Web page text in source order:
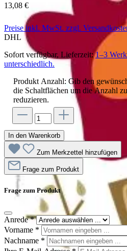
13,08 €
Preise inkl. MwSt. zzgl.
DHL
Sofort verfügbar, Lieferzeit:1–3
unterschiedlich.
Produkt Anzahl: Gib den
die Schaltflächen um die Anzahl
reduzieren.
In den Warenkorb
Zum Merkzettel hinzufügen
Frage zum Produkt
Frage zum Produkt
Anrede*
Vorname *
Nachname *